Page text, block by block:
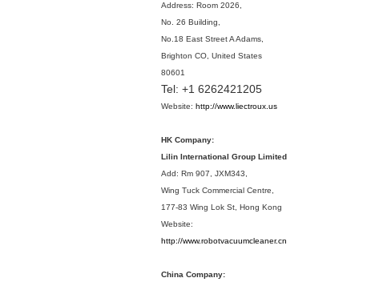
Address: Room 2026,
No. 26 Building,
No.18 East Street A Adams,
Brighton CO, United States
80601
Tel: +1 6262421205
Website: http://www.liectroux.us
HK Company:
Lilin International Group Limited
Add: Rm 907, JXM343,
Wing Tuck Commercial Centre,
177-83 Wing Lok St, Hong Kong
Website:
http://www.robotvacuumcleaner.cn
China Company: